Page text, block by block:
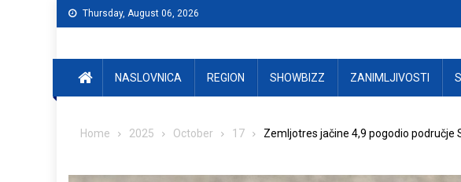
Thursday, August 06, 2026
NASLOVNICA REGION SHOWBIZZ ZANIMLJIVOSTI
Home 2025 October 17 Zemljotres jačine 4,9 pogodio